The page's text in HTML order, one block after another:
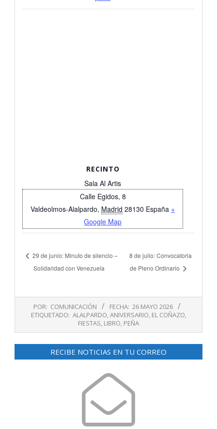
RECINTO
Sala Al Artis
Calle Egidos, 8
Valdeolmos-Alalpardo, Madrid 28130 España +
Google Map
29 de junio: Minuto de silencio –
Solidaridad con Venezuela
8 de julio: Convocatoria
de Pleno Ordinario
POR: COMUNICACIÓN FECHA: 26 MAYO 2026
ETIQUETADO: ALALPARDO,ANIVERSARIO, EL COÑAZO,
FIESTAS, LIBRO, PEÑA
RECIBE NOTICIAS EN TU CORREO